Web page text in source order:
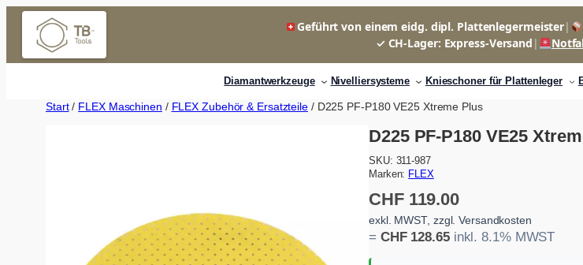
Zum
springen
Geführt von einem eidg. dipl. Plattenlegermeister|
✓ CH-Lager: Express-Versand |
Diamantwerkzeuge Nivelliersysteme Knieschoner für Plattenleger
Start/ FLEX Maschinen / FLEX Zubehör & Ersatzteile/ D225 PF-P180 VE25 Xtreme Plus
D225 PF-P180 VE25
CHF119.00
exkl. MWST, zzgl. Versandkosten
= CHF128.65inkl. 8.1% MWST
SKU: 311-987
Marken: FLEX